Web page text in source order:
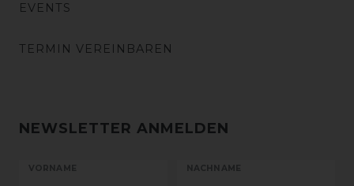
EVENTS
TERMIN VEREINBAREN
NEWSLETTER ANMELDEN
VORNAME NACHNAME